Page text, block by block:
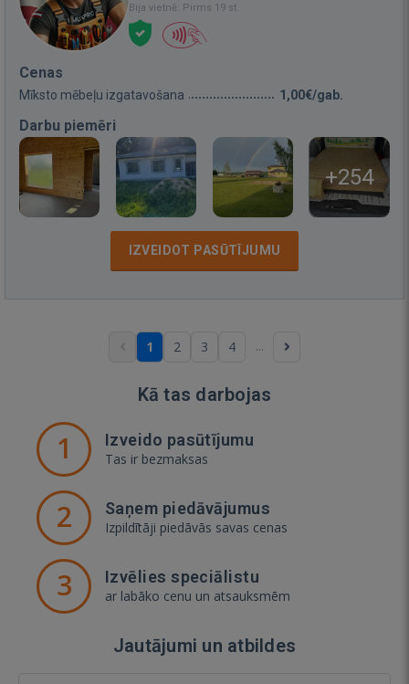
Bija vietnē: Pirms 19 st.
Cenas
Mīksto mēbeļu izgatavošana 1,00€/gab.
Darbu piemēri
+254
IZVEIDOT PASŪTĪJUMU
1 2 3 4 ...
Kā tas darbojas
1 Izveido pasūtījumu
Tas ir bezmaksas
2 Saņem piedāvājumus
Izpildītāji piedāvās savas cenas
3 Izvēlies speciālistu
ar labāko cenu un atsauksmēm
Jautājumi un atbildes